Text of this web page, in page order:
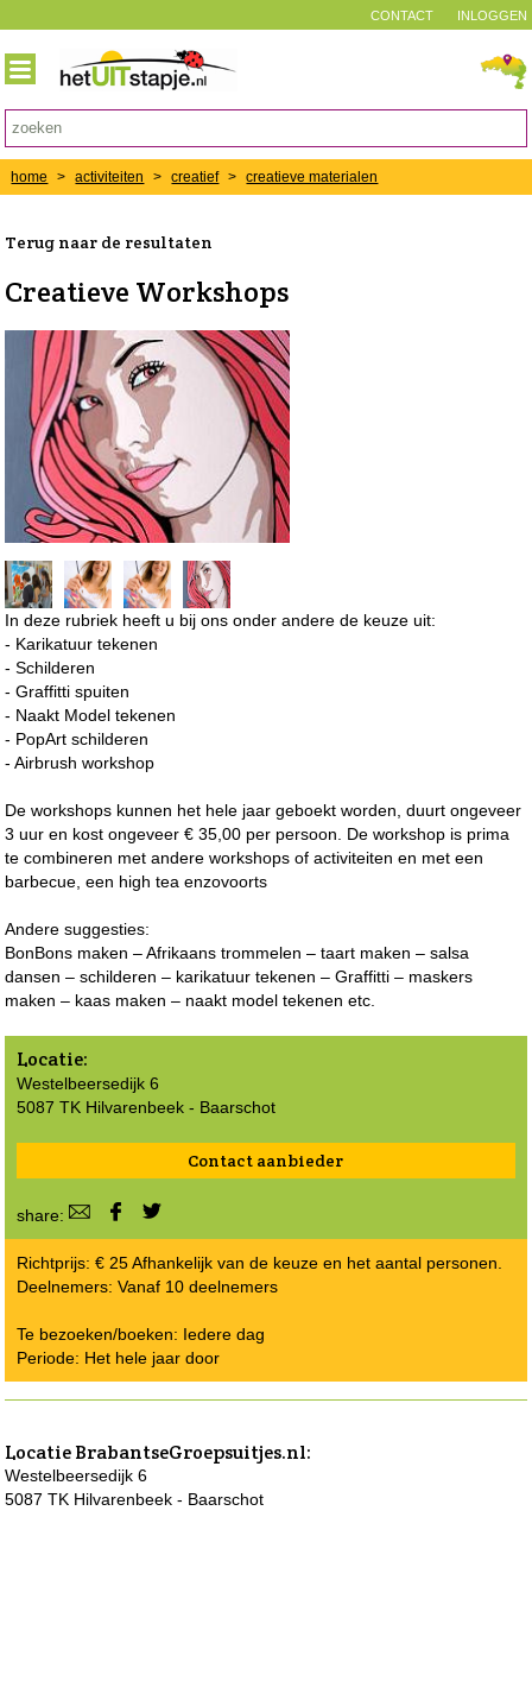
INLOGGEN
CONTACT
home > activiteiten > creatief > creatieve materialen
Terug naar de resultaten
Creatieve Workshops
In deze rubriek heeft u bij ons onder andere de keuze uit:
- Karikatuur tekenen
- Schilderen
- Graffitti spuiten
- Naakt Model tekenen
- PopArt schilderen
- Airbrush workshop
De workshops kunnen het hele jaar geboekt worden, duurt ongeveer
3 uur en kost ongeveer € 35,00 per persoon. De workshop is prima
te combineren met andere workshops of activiteiten en met een
barbecue, een high tea enzovoorts
Andere suggesties:
BonBons maken – Afrikaans trommelen – taart maken – salsa
dansen – schilderen – karikatuur tekenen – Graffitti – maskers
maken – kaas maken – naakt model tekenen etc.
Locatie:
Westelbeersedijk 6
5087 TK Hilvarenbeek - Baarschot
Contact aanbieder
share:
Richtprijs: € 25 Afhankelijk van de keuze en het aantal personen.
Deelnemers: Vanaf 10 deelnemers
Te bezoeken/boeken: Iedere dag
Periode: Het hele jaar door
LocatieBrabantseGroepsuitjes.nl:
Westelbeersedijk 6
5087 TK Hilvarenbeek - Baarschot